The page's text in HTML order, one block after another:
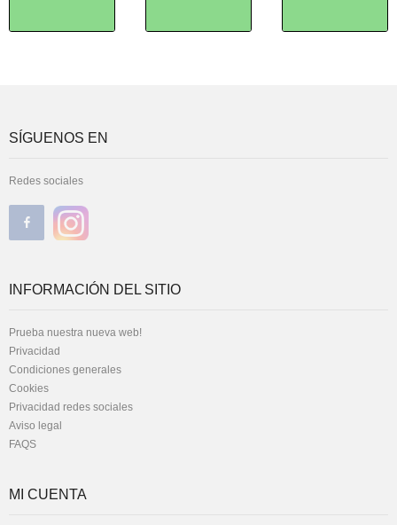
SÍGUENOS EN
Redes sociales
INFORMACIÓN DEL SITIO
Prueba nuestra nueva web!
Privacidad
Condiciones generales
Cookies
Privacidad redes sociales
Aviso legal
FAQS
MI CUENTA